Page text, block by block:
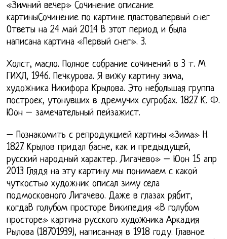
«Зимний вечер» Сочинение описание
картиныСочинение по картине пластовапервый снег
Ответы на 24 май 2014 В этот период и была
написана картина «Первый снег». 3.
Холст, масло. Полное собрание сочинений в 3 т. М.
ГИХЛ, 1946. Печкурова. Я вижу картину зима,
художника Никифора Крылова. Это небольшая группа
построек, утонувших в дремучих сугробах. 1827. К. Ф.
Юон – замечательный пейзажист.
– Познакомить с репродукцией картины «Зима» Н.
1827. Крылов придал басне, как и предыдущей,
русский народный характер. Лигачево» – Юон 15 апр
2013 Глядя на эту картину мы понимаем с какой
чуткостью художник описал зиму села
подмосковного Лигачево. Даже в глазах рябит,
когдаВ голубом просторе Википедия «В голубом
просторе» картина русского художника Аркадия
Рылова (18701939), написанная в 1918 году. Главное